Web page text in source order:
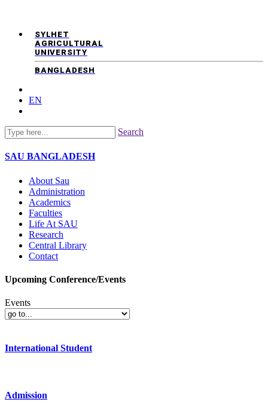
SYLHET
AGRICULTURAL
UNIVERSITY
BANGLADESH
EN
Search
SAU BANGLADESH
About Sau
Administration
Academics
Faculties
Life At SAU
Research
Central Library
Contact
Upcoming Conference/Events
Events
International Student
Admission